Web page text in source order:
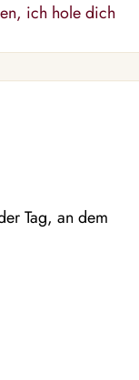
ich hole dich
Tag, an dem